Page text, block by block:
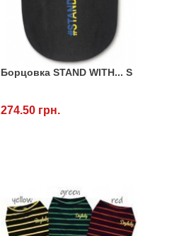
Борцовка STAND WITH... S
274.50 грн.